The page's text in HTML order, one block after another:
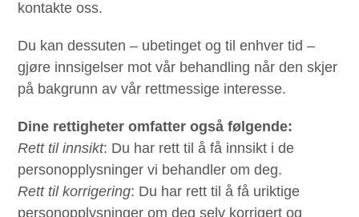
kontakte oss.
Du kan dessuten – ubetinget og til enhver tid –
gjøre innsigelser mot vår behandling når den skjer
på bakgrunn av vår rettmessige interesse.
Dine rettigheter omfatter også følgende:
Rett til innsikt: Du har rett til å få innsikt i de
personopplysninger vi behandler om deg.
Rett til korrigering: Du har rett til å få uriktige
personopplysninger om deg selv korrigert og